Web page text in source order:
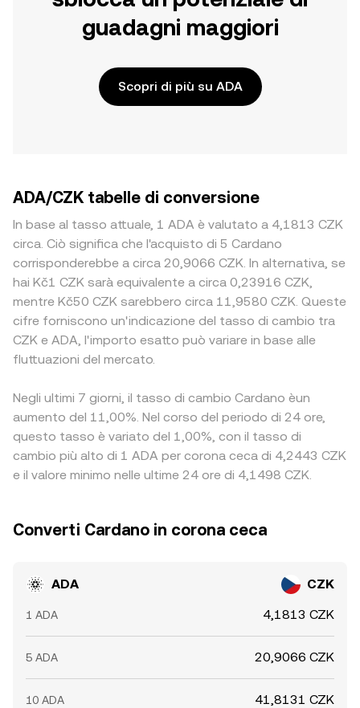
guadagni maggiori
Scopri di più su ADA
ADA/CZK tabelle di conversione
In base al tasso attuale, 1 ADA è valutato a 4,1813 CZK
circa. Ciò significa che l'acquisto di 5 Cardano
corrisponderebbe a circa 20,9066 CZK. In alternativa, se
hai Kč1 CZK sarà equivalente a circa 0,23916 CZK,
mentre Kč50 CZK sarebbero circa 11,9580 CZK. Queste
cifre forniscono un'indicazione del tasso di cambio tra
CZK e ADA, l'importo esatto può variare in base alle
fluttuazioni del mercato.
Negli ultimi 7 giorni, il tasso di cambio Cardano èun
aumento del 11,00%. Nel corso del periodo di 24 ore,
questo tasso è variato del 1,00%, con il tasso di
cambio più alto di 1 ADA per corona ceca di 4,2443 CZK
e il valore minimo nelle ultime 24 ore di 4,1498 CZK.
Converti Cardano in corona ceca
ADA CZK
1 ADA 4,1813 CZK
5 ADA 20,9066 CZK
10 ADA 41,8131 CZK